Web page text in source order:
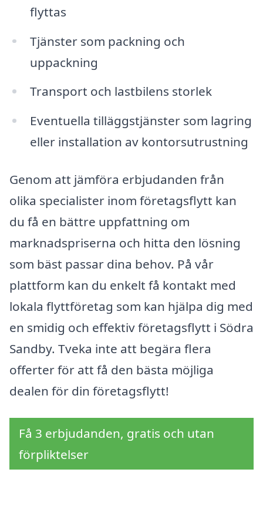
flyttas
Tjänster som packning och
uppackning
Transport och lastbilens storlek
Eventuella tilläggstjänster som lagring
eller installation av kontorsutrustning
Genom att jämföra erbjudanden från
olika specialister inom företagsflytt kan
du få en bättre uppfattning om
marknadspriserna och hitta den lösning
som bäst passar dina behov. På vår
plattform kan du enkelt få kontakt med
lokala flyttföretag som kan hjälpa dig med
en smidig och effektiv företagsflytt i Södra
Sandby. Tveka inte att begära flera
offerter för att få den bästa möjliga
dealen för din företagsflytt!
Få 3 erbjudanden, gratis och utan
förpliktelser